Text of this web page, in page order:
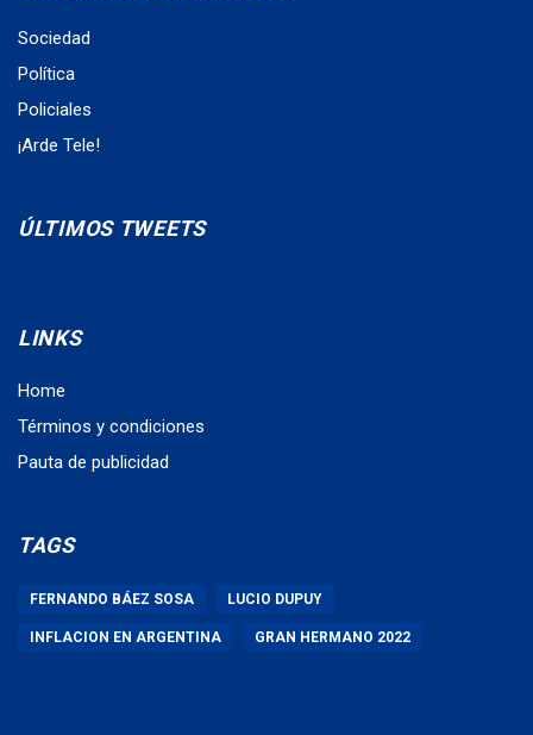
Sociedad
Política
Policiales
¡Arde Tele!
ÚLTIMOS TWEETS
LINKS
Home
Términos y condiciones
Pauta de publicidad
TAGS
FERNANDO BÁEZ SOSA LUCIO DUPUY
INFLACION EN ARGENTINA GRAN HERMANO 2022